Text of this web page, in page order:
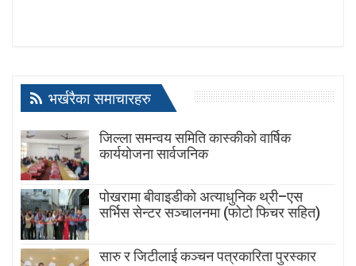
भर्खरैका समाचारहरु
जिल्ला समन्वय समिति कास्कीको वार्षिक
कार्ययोजना सार्वजनिक
पोखरामा बीवाइडीको अत्याधुनिक थ्री–एस
सर्भिस सेन्टर सञ्चालनमा (फोटो फिचर सहित)
सारु र जिटीलाई कञ्चन पत्रकारिता पुरस्कार